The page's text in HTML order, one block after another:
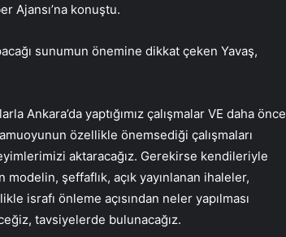
Ajansı’na konuştu.
sunumun önemine dikkat çeken Yavaş,
Ankara’da yaptığımız çalışmalar VE daha önce
özellikle önemsediği çalışmaları
aktaracağız. Gerekirse kendileriyle
şeffaflık, açık yayınlanan ihaleler,
israfı önleme açısından neler yapılması
tavsiyelerde bulunacağız.